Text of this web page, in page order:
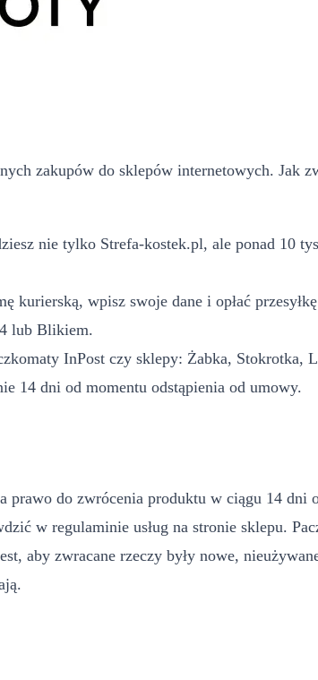
zakupów do sklepów internetowych. Jak
nie tylko Strefa-kostek.pl, ale ponad 10
kurierską, wpisz swoje dane i opłać
lub Blikiem.
InPost czy sklepy: Żabka, Stokrotka,
14 dni od momentu odstąpienia od umowy.
do zwrócenia produktu w ciągu 14 dni
w regulaminie usług na stronie sklepu.
aby zwracane rzeczy były nowe,